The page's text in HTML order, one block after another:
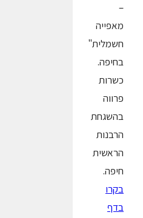
–
מאפייה
חשמלית"
בחיפה.
כשרות
פרווה
בהשגחת
הרבנות
הראשית
חיפה.
בקרו
בדף